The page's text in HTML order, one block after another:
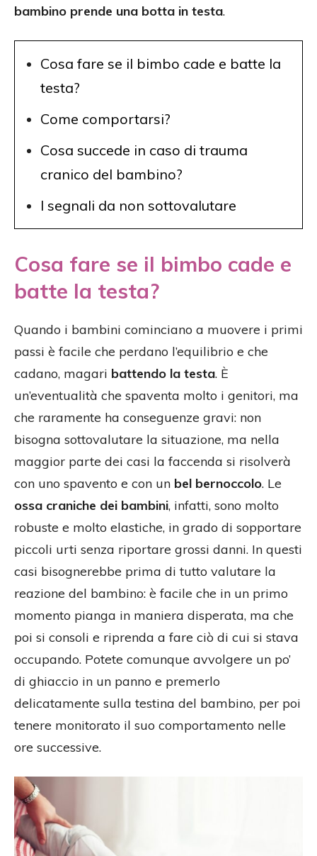
bambino prende una botta in testa.
Cosa fare se il bimbo cade e batte la
testa?
Come comportarsi?
Cosa succede in caso di trauma
cranico del bambino?
I segnali da non sottovalutare
Cosa fare se il bimbo cade e
batte la testa?
Quando i bambini cominciano a muovere i primi
passi è facile che perdano l’equilibrio e che
cadano, magari battendo la testa. È
un’eventualità che spaventa molto i genitori, ma
che raramente ha conseguenze gravi: non
bisogna sottovalutare la situazione, ma nella
maggior parte dei casi la faccenda si risolverà
con uno spavento e con un bel bernoccolo. Le
ossa craniche dei bambini, infatti, sono molto
robuste e molto elastiche, in grado di sopportare
piccoli urti senza riportare grossi danni. In questi
casi bisognerebbe prima di tutto valutare la
reazione del bambino: è facile che in un primo
momento pianga in maniera disperata, ma che
poi si consoli e riprenda a fare ciò di cui si stava
occupando. Potete comunque avvolgere un po’
di ghiaccio in un panno e premerlo
delicatamente sulla testina del bambino, per poi
tenere monitorato il suo comportamento nelle
ore successive.